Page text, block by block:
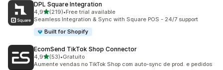
DPL Square Integration
4,9de 5 estrelas
(219)
219 total de avaliações
•Free trial available
Seamless Integration & Sync with Square POS - 24/7 support
Built for Shopify
EcomSend TikTok Shop Connector
4,9de 5 estrelas
(53)
53 total de avaliações
•Gratuito
Aumente vendas no TikTok Shop com auto-sync de prod. e pedidos